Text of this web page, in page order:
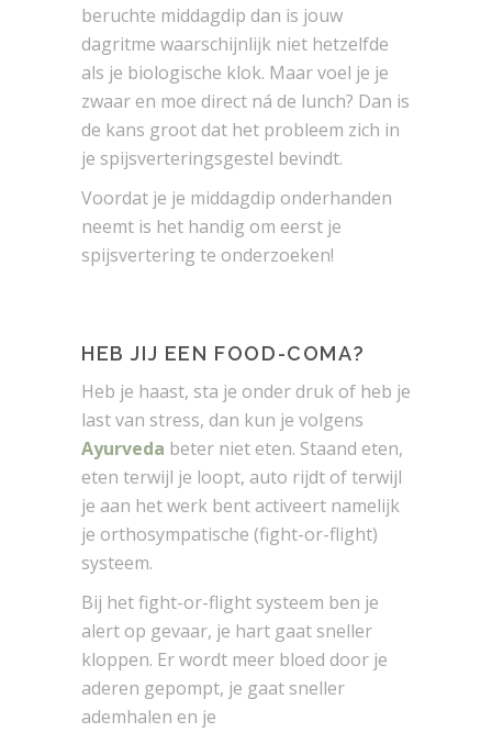
beruchte middagdip dan is jouw
dagritme waarschijnlijk niet hetzelfde
als je biologische klok. Maar voel je je
zwaar en moe direct ná de lunch? Dan is
de kans groot dat het probleem zich in
je spijsverteringsgestel bevindt.
Voordat je je middagdip onderhanden
neemt is het handig om eerst je
spijsvertering te onderzoeken!
HEB JIJ EEN FOOD-COMA?
Heb je haast, sta je onder druk of heb je
last van stress, dan kun je volgens
Ayurveda beter niet eten. Staand eten,
eten terwijl je loopt, auto rijdt of terwijl
je aan het werk bent activeert namelijk
je orthosympatische (fight-or-flight)
systeem.
Bij het fight-or-flight systeem ben je
alert op gevaar, je hart gaat sneller
kloppen. Er wordt meer bloed door je
aderen gepompt, je gaat sneller
ademhalen en je